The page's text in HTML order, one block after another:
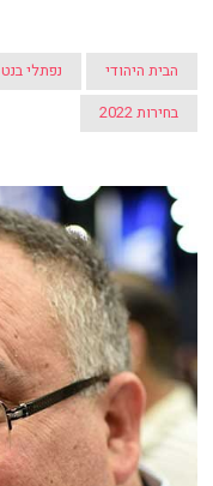
הבית היהודי נפתלי בנט
בחירות 2022